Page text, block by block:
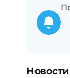
Новости